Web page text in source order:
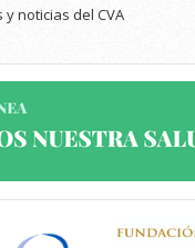
y noticias del CVA